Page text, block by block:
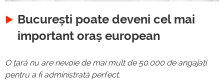
București poate deveni cel mai
important oraș european
O țară nu are nevoie de mai mult de 50.000 de angajați
pentru a fi administrată perfect.